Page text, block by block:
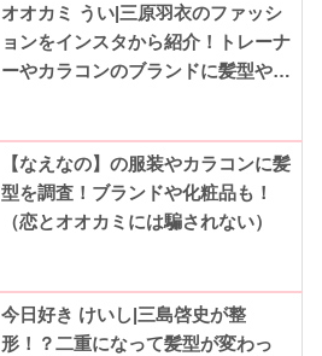
オオカミ うい|三原羽衣のファッシ
ョンをインスタから紹介！トレーナ
ーやカラコンのブランドに髪型やメ
い』
【なえなの】の服装やカラコンに髪
型を調査！ブランドや化粧品も！
（恋とオオカミには騙されない）
今日好き けいし|三島啓史が整
形！？二重になって髪型が変わっ